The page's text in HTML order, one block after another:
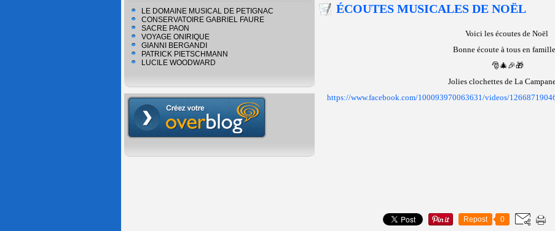
LE DOMAINE MUSICAL DE PETIGNAC
CONSERVATOIRE GABRIEL FAURE
SACRE PAON
VOYAGE ONIRIQUE
GIANNI BERGANDI
PATRICK PIETSCHMANN
LUCILE WOODWARD
ÉCOUTES MUSICALES DE NOËL
Voici les écoutes de Noël
Bonne écoute à tous en
🎅🎄🎉🎁
Jolies clochettes de La
https://www.facebook.com/100093970063631/videos/
Repost 0